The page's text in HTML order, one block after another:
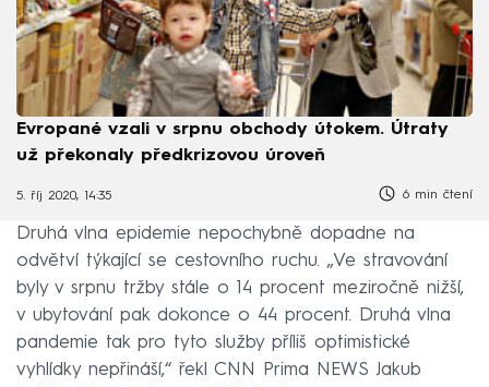
Evropané vzali v srpnu obchody útokem. Útraty
už překonaly předkrizovou úroveň
5. říj 2020, 14:35 6 min čtení
Druhá vlna epidemie nepochybně dopadne na
odvětví týkající se cestovního ruchu. „Ve stravování
byly v srpnu tržby stále o 14 procent meziročně nižší,
v ubytování pak dokonce o 44 procent. Druhá vlna
pandemie tak pro tyto služby příliš optimistické
vyhlídky nepřináší,“ řekl CNN Prima NEWS Jakub